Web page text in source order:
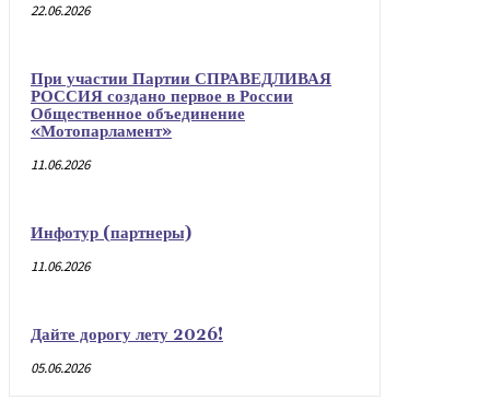
22.06.2026
При участии Партии СПРАВЕДЛИВАЯ
РОССИЯ создано первое в России
Общественное объединение
«Мотопарламент»
11.06.2026
Инфотур (партнеры)
11.06.2026
Дайте дорогу лету 2026!
05.06.2026